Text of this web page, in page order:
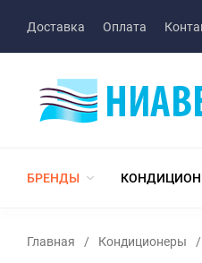
Доставка Оплата
БРЕНДЫ
Главная / Кондиционеры /